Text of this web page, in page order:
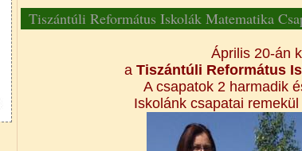
Tiszántúli Református Iskolák Matematika
Április 20-án
a Tiszántúli Református
A csapatok 2 harmadik
Iskolánk csapatai